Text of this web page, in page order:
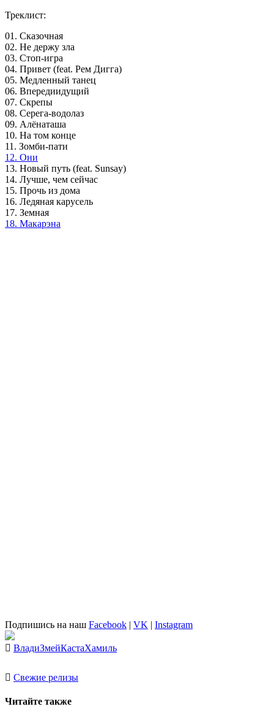
Треклист:
01. Сказочная
02. Не держу зла
03. Стоп-игра
04. Привет (feat. Рем Дигга)
05. Медленный танец
06. Впередиидущий
07. Скрепы
08. Серега-водолаз
09. Алёнаташа
10. На том конце
11. Зомби-пати
12. Они
13. Новый путь (feat. Sunsay)
14. Лучше, чем сейчас
15. Прочь из дома
16. Ледяная карусель
17. Земная
18. Макарэна
Подпишись на наш Facebook | VK | Instagram
ВладиЗмейКастаХамиль
Свежие релизы
Читайте также